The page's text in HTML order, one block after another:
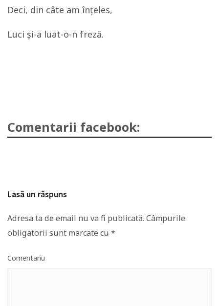
Deci, din câte am înţeles,
Luci şi-a luat-o-n freză.
Comentarii facebook:
Lasă un răspuns
Adresa ta de email nu va fi publicată. Câmpurile
obligatorii sunt marcate cu *
Comentariu